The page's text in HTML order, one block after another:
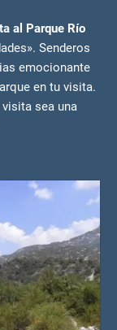
al Parque Río
Senderos
emocionante
en tu visita.
visita sea una